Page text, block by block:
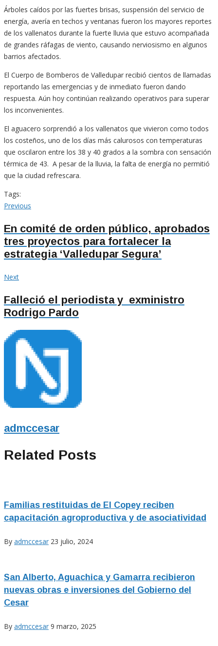
Árboles caídos por las fuertes brisas, suspensión del servicio de
energía, avería en techos y ventanas fueron los mayores reportes
de los vallenatos durante la fuerte lluvia que estuvo acompañada
de grandes ráfagas de viento, causando nerviosismo en algunos
barrios afectados.
El Cuerpo de Bomberos de Valledupar recibió cientos de llamadas
reportando las emergencias y de inmediato fueron dando
respuesta. Aún hoy continúan realizando operativos para superar
los inconvenientes.
El aguacero sorprendió a los vallenatos que vivieron como todos
los costeños, uno de los días más calurosos con temperaturas
que oscilaron entre los 38 y 40 grados a la sombra con sensación
térmica de 43. A pesar de la lluvia, la falta de energía no permitió
que la ciudad refrescara.
Tags:
Navegación
de
entradas
Previous
En comité de orden público, aprobados
tres proyectos para fortalecer la
estrategia ‘Valledupar Segura’
NextNext
Falleció el periodista y exministro
Rodrigo Pardo
admccesar
Related Posts
Familias restituidas de El Copey reciben
capacitación agroproductiva y de asociatividad
By admccesar 23 julio, 2024
San Alberto, Aguachica y Gamarra recibieron
nuevas obras e inversiones del Gobierno del
Cesar
By admccesar 9 marzo, 2025